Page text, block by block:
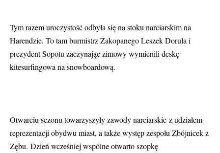
Tym razem uroczystość odbyła się na stoku narciarskim na
Harendzie. To tam burmistrz Zakopanego Leszek Dorula i
prezydent Sopotu zaczynając zimowy wymienili deskę
kitesurfingowa na snowboardową.
Otwarciu sezonu towarzyszyły zawody narciarskie z udziałem
reprezentacji obydwu miast, a także występ zespołu Zbójnicek z
Zębu. Dzień wcześniej wspólne otwarto szopkę